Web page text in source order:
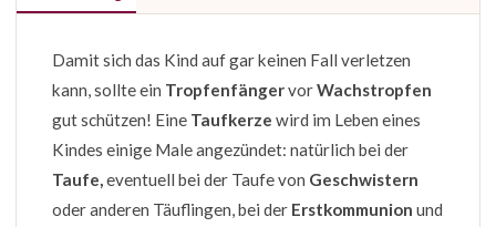
Damit sich das Kind auf gar keinen Fall verletzen
kann, sollte ein TropfenfängervorWachstropfen
gut schützen! Eine Taufkerze wird im Leben eines
Kindes einige Male angezündet: natürlich bei der
Taufe,eventuell bei der Taufe von Geschwistern
oder anderen Täuflingen, bei der Erstkommunion und